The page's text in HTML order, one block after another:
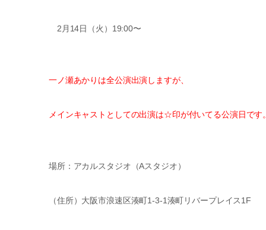
2月14日（火）19:00〜
一ノ瀬あかりは全公演出演しますが、
メインキャストとしての出演は☆印が付いてる公演日です。
場所：アカルスタジオ（Aスタジオ）
（住所）大阪市浪速区湊町1-3-1湊町リバープレイス1F